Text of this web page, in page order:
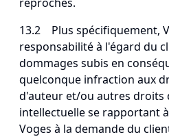
13.2 Plus spécifiquement,
responsabilité à l'égard du
dommages subis en
quelconque infraction aux
d'auteur et/ou autres droits
intellectuelle se rapportant
Voges à la demande du